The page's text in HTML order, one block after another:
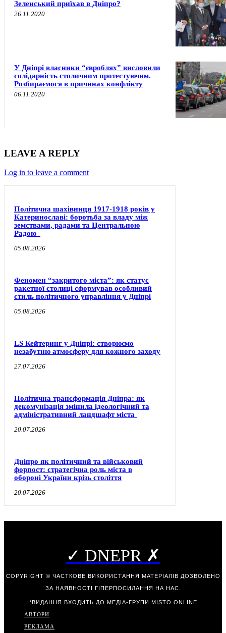
Зеленський приїхав в Дніпро?
26.11.2020
У Дніпрі власники “євроблях” висловили
солідарність столичним протестуючим.
Розбираємося в причинах конфлікту
06.11.2020
LEAVE A REPLY
Log in to leave a comment
Політична шахівниця 1917-1918 років у
Катеринославі: боротьба за владу між
земствами, радами та Центральною
Радою
05.08.2026
Феномен “закритого міста”: як статус
ракетної столиці сформував особливий
стиль політичного управління у Дніпрі
05.08.2026
LS Кейтеринг у Дніпрі: створюємо
незабутню атмосферу для кожного заходу
27.07.2026
Політична трансформація Дніпра: як
декомунізація змінила ідеологічний та
адміністративний ландшафт міста
20.07.2026
Дніпро як політичний та військовий
форпост: стратегічна роль міста в
обороні України крізь століття
20.07.2026
✓ DNEPR ✗
COPYRIGHT © ЧАСТКОВЕ ВИКОРИСТАННЯ МАТЕРІАЛІВ ДОЗВОЛЕНО
ЗА НАЯВНОСТІ ГІПЕРПОСИЛАННЯ НА НАС.
*ВИДАННЯ ВХОДИТЬ ДО МЕДІА-ГРУПИ MISTO ONLINE
АВТОРИ
РЕКЛАМА